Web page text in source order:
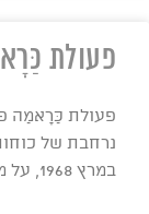
פעולת
פעולת כַּרָאמַה
במרץ 1968, על מפקדת הפת"ח והעומד